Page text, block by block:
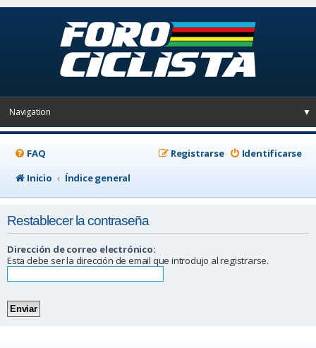
Navigation ▼
FAQ Identificarse
Registrarse
Inicio
Índice general
Restablecer la contraseña
Dirección de correo electrónico:
Esta debe ser la dirección de email que introdujo al registrarse.